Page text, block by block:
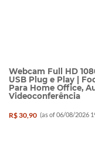
Webcam Full HD
USB Plug e Play |
Para Home Office,
Videoconferência
R$ 30,90 (as of 06/08/2026